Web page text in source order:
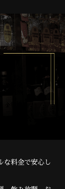
な料金で安心し